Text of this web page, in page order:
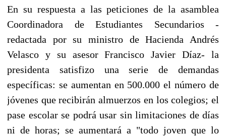
En su respuesta a las peticiones de la asamblea
Coordinadora de Estudiantes Secundarios -
redactada por su ministro de Hacienda Andrés
Velasco y su asesor Francisco Javier Díaz- la
presidenta satisfizo una serie de demandas
específicas: se aumentan en 500.000 el número de
jóvenes que recibirán almuerzos en los colegios; el
pase escolar se podrá usar sin limitaciones de días
ni de horas; se aumentará a "todo joven que lo